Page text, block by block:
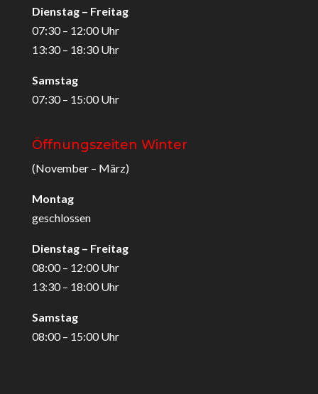
Dienstag – Freitag
07:30 – 12:00 Uhr
13:30 – 18:30 Uhr
Samstag
07:30 – 15:00 Uhr
Öffnungszeiten Winter
(November – März)
Montag
geschlossen
Dienstag – Freitag
08:00 – 12:00 Uhr
13:30 – 18:00 Uhr
Samstag
08:00 – 15:00 Uhr